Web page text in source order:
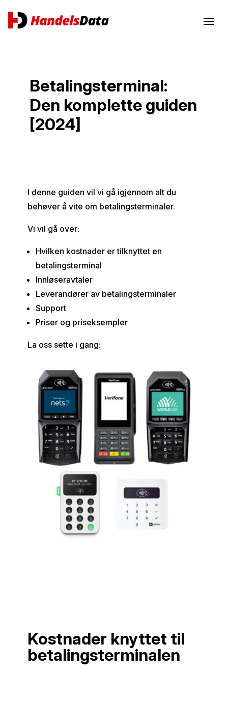
Betalingsterminal:
Den komplette guiden
[2024]
I denne guiden vil vi gå igjennom alt du
behøver å vite om betalingsterminaler.
Vi vil gå over:
Hvilken kostnader er tilknyttet en
betalingsterminal
Innløseravtaler
Leverandører av betalingsterminaler
Support
Priser og priseksempler
La oss sette i gang:
Kostnader knyttet til
betalingsterminalen